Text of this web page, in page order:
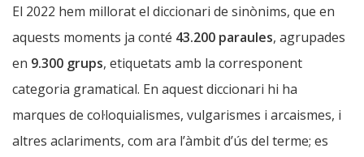
El 2022 hem millorat el diccionari de sinònims, que en
aquests moments ja conté 43.200 paraules, agrupades
en 9.300 grups, etiquetats amb la corresponent
categoria gramatical. En aquest diccionari hi ha
marques de col·loquialismes, vulgarismes i arcaismes, i
altres aclariments, com ara l’àmbit d’ús del terme; es